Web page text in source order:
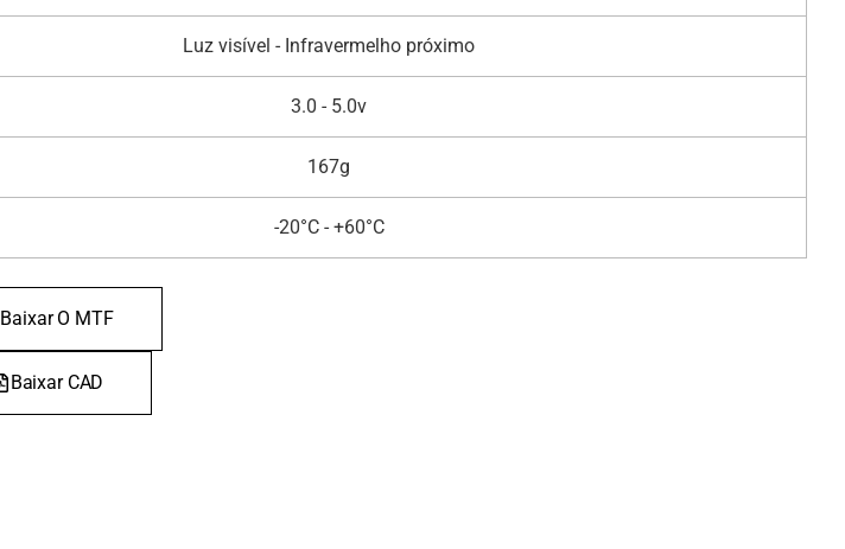
Luz visível - Infravermelho próximo
3.0 - 5.0v
167g
-20°C - +60°C
Baixar O MTF
Baixar CAD